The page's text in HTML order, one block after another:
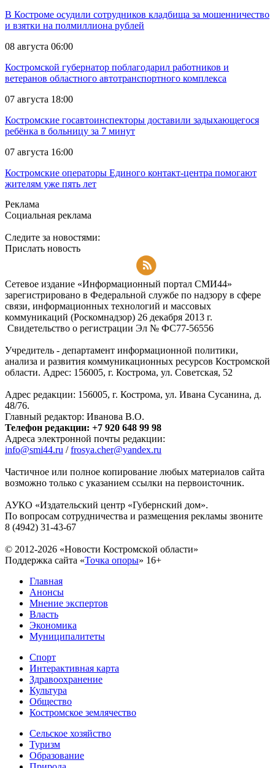
В Костроме осудили сотрудников кладбища за мошенничество
и взятки на полмиллиона рублей
08 августа 06:00
Костромской губернатор поблагодарил работников и
ветеранов областного автотранспортного комплекса
07 августа 18:00
Костромские госавтоинспекторы доставили задыхающегося
ребёнка в больницу за 7 минут
07 августа 16:00
Костромские операторы Единого контакт-центра помогают
жителям уже пять лет
Реклама
Социальная реклама
Следите за новостями:
Прислать новость
Сетевое издание «Информационный портал СМИ44»
зарегистрировано в Федеральной службе по надзору в сфере
связи, информационных технологий и массовых
коммуникаций (Роскомнадзор) 26 декабря 2013 г.
Свидетельство о регистрации Эл № ФC77-56556
Учредитель - департамент информационной политики,
анализа и развития коммуникационных ресурсов Костромской
области. Адрес: 156005, г. Кострома, ул. Советская, 52
Адрес редакции: 156005, г. Кострома, ул. Ивана Сусанина, д.
48/76.
Главный редактор: Иванова В.О.
Телефон редакции: +7 920 648 99 98
Адреса электронной почты редакции:
info@smi44.ru /frosya.cher@yandex.ru
Частичное или полное копирование любых материалов сайта
возможно только с указанием ссылки на первоисточник.
АУКО «Издательский центр «Губернский дом».
По вопросам сотрудничества и размещения рекламы звоните
8 (4942) 31-43-67
© 2012-2026 «Новости Костромской области»
Поддержка сайта «Точка опоры» 16+
Главная
Анонсы
Мнение экспертов
Власть
Экономика
Муниципалитеты
Спорт
Интерактивная карта
Здравоохранение
Культура
Общество
Костромское землячество
Сельское хозяйство
Туризм
Образование